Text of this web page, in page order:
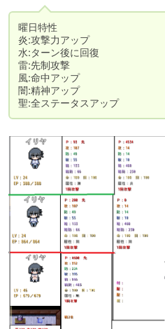
曜日特性
炎:攻撃力アップ
水:ターン後に回復
雷:先制攻撃
風:命中アップ
闇:精神アップ
聖:全ステータスアップ